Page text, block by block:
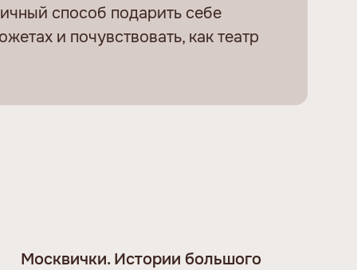
способ подарить себе
и почувствовать, как театр
Москвички. Истории большого